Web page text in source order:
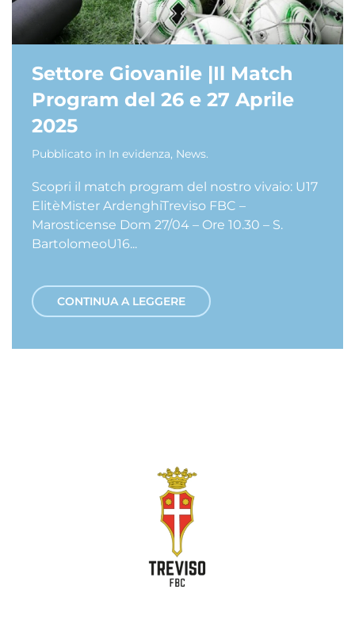
Settore Giovanile |Il Match
Program del 26 e 27 Aprile
2025
Pubblicato in In evidenza, News.
Scopri il match program del nostro vivaio: U17
ElitèMister ArdenghiTreviso FBC –
Marosticense Dom 27/04 – Ore 10.30 – S.
BartolomeoU16...
CONTINUA A LEGGERE